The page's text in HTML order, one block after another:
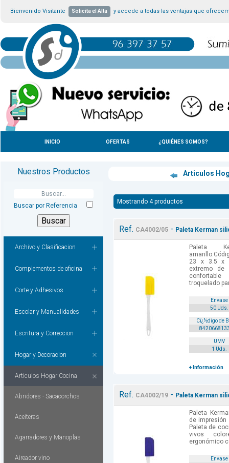
Bienvenido Visitante Solicita el Alta y accede a todas las ventajas que
INICIO OFERTAS ¿QUIÉNES SOMOS?
Nuestros Productos
Buscar por Referencia
Archivo y Clasificacion
Complementos de oficina
Corte y Adhesivos
Escolar y Manualidades
Escritura y Correccion
Hogar y Decoracion
Articulos Hogar Cocina
Abridores - Sacacorchos
Aceiteras
Agarradores y Manoplas
Aireador vino
Articulos
Mostrando 4 productos
Ref. CA4002/05 - Paleta Kerman
Paleta
23 x 3.5 x
extremo
troquelado
Envase
50 Uds.
Cï¿½digo de
UMV
1 Uds.
+ Información
Ref. CA4002/19 - Paleta Kerman
Paleta
de
Paleta de
vivos
ergonómico
Envase